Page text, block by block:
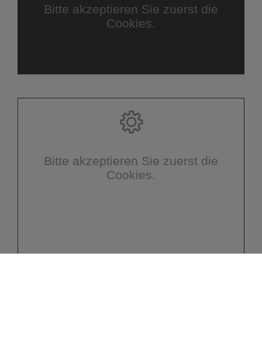
Bitte akzeptieren Sie zuerst die
Cookies.
Bitte akzeptieren Sie zuerst die
Cookies.